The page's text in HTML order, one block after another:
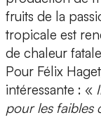
fruits de la
tropicale est
de chaleur
Pour Félix
intéressante : «
pour les faibles